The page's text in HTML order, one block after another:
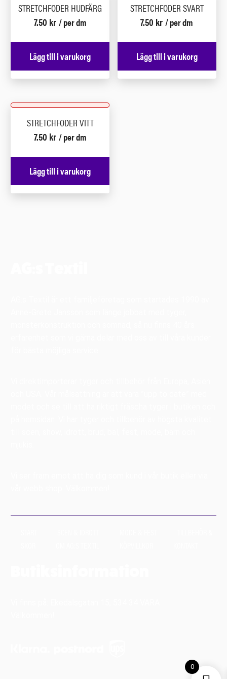
STRETCHFODER HUDFÄRG
7.50 kr / per dm
Lägg till i varukorg
STRETCHFODER SVART
7.50 kr / per dm
Lägg till i varukorg
STRETCHFODER VITT
7.50 kr / per dm
Lägg till i varukorg
0